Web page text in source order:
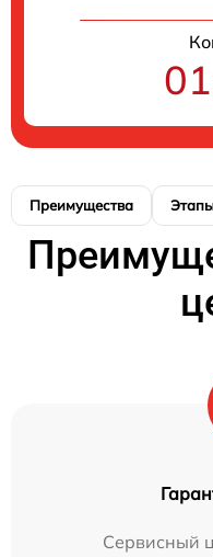
Преимущества
Сервисный